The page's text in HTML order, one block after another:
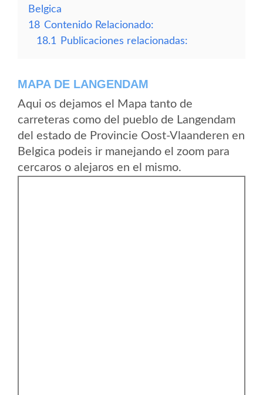
Belgica
18 Contenido Relacionado:
18.1
Publicaciones relacionadas:
MAPA DE LANGENDAM
Aqui os dejamos el Mapa tanto de
carreteras como del pueblo de Langendam
del estado de Provincie Oost-Vlaanderen en
Belgica podeis ir manejando el zoom para
cercaros o alejaros en el mismo.